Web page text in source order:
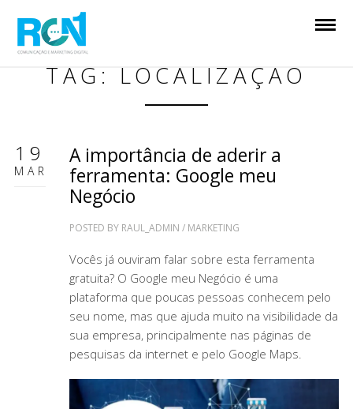
TAG: LOCALIZAÇÃO
19
MAR
A importância de aderir a
ferramenta: Google meu
Negócio
POSTED BY RAUL_ADMIN / MARKETING
Vocês já ouviram falar sobre esta ferramenta
gratuita? O Google meu Negócio é uma
plataforma que poucas pessoas conhecem pelo
seu nome, mas que ajuda muito na visibilidade da
sua empresa, principalmente nas páginas de
pesquisas da internet e pelo Google Maps.